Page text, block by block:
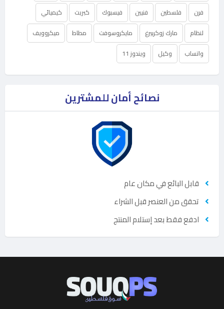
فرن
فلسطين فنيين فيسبوك كبريت
كيميائي
لنظام
مارك زوكربيرغ مايكروسوفت مطاط
ميكروويف
واتساب
وكيل ويندوز 11
نصائح أمان للمشترين
قابل البائع في مكان عام
تحقق من العنصر قبل الشراء
ادفع فقط بعد إستلام المنتج